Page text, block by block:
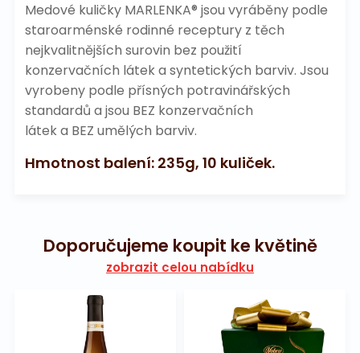
Medové kuličky MARLENKA® jsou vyráběny podle
staroarménské rodinné receptury z těch
nejkvalitnějších surovin bez použití
konzervačních látek a syntetických barviv. Jsou
vyrobeny podle přísných potravinářských
standardů a jsou BEZ konzervačních
látek a BEZ umělých barviv.
Hmotnost balení: 235g, 10 kuliček.
Doporučujeme koupit ke květině
zobrazit celou nabídku